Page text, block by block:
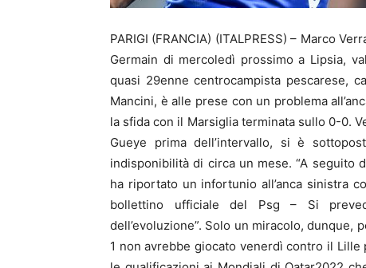
PARIGI (FRANCIA) (ITALPRESS) – Marco
Germain di mercoledì prossimo a Lipsia,
quasi 29enne centrocampista pescarese,
Mancini, è alle prese con un problema
la sfida con il Marsiglia terminata sullo 0-0.
Gueye prima dell’intervallo, si è
indisponibilità di circa un mese. “A seguito
ha riportato un infortunio all’anca sinistra
bollettino ufficiale del Psg – Si
dell’evoluzione”. Solo un miracolo, dunque,
1 non avrebbe giocato venerdì contro il